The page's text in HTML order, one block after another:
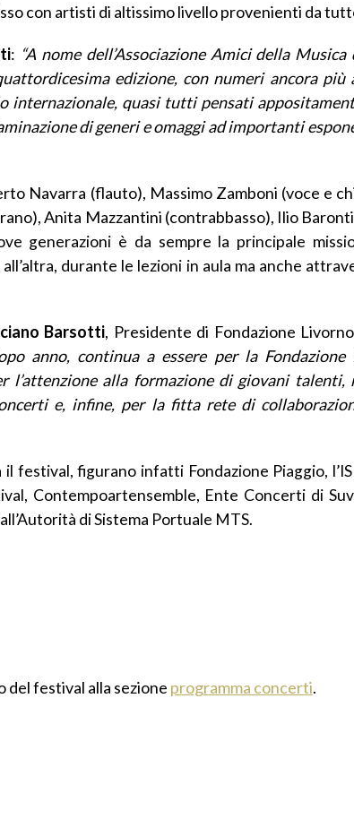
con artisti di altissimo livello provenienti da
: “A nome dell’Associazione Amici della
edizione, con numeri ancora
internazionale, quasi tutti pensati
di generi e omaggi ad importanti
Navarra (flauto), Massimo Zamboni (voce e
Anita Mazzantini (contrabbasso), Ilio
generazioni è da sempre la principale
durante le lezioni in aula ma anche
Barsotti, Presidente di Fondazione
anno, continua a essere per la
alla formazione di giovani talenti,
e, infine, per la fitta rete di
figurano infatti Fondazione Piaggio,
Contempoartensemble, Ente Concerti di
di Sistema Portuale MTS.
del festival alla sezione programma concerti.